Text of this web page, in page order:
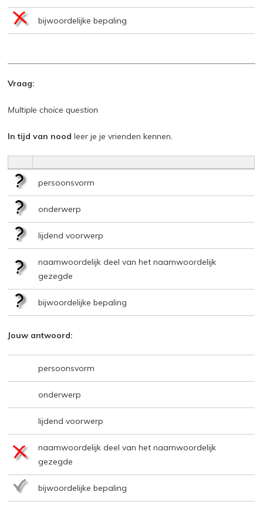
bijwoordelijke bepaling
Vraag:
Multiple choice question
In tijd van nood leer je je vrienden kennen.
persoonsvorm
onderwerp
lijdend voorwerp
naamwoordelijk deel van het naamwoordelijk
gezegde
bijwoordelijke bepaling
Jouw antwoord:
persoonsvorm
onderwerp
lijdend voorwerp
naamwoordelijk deel van het naamwoordelijk
gezegde
bijwoordelijke bepaling